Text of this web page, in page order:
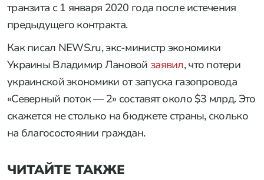
транзита с 1 января 2020 года после истечения
предыдущего контракта.
Как писал NEWS.ru, экс-министр экономики
Украины Владимир Лановой заявил, что потери
украинской экономики от запуска газопровода
«Северный поток — 2» составят около $3 млрд. Это
скажется не столько на бюджете страны, сколько
на благосостоянии граждан.
ЧИТАЙТЕ ТАКЖЕ